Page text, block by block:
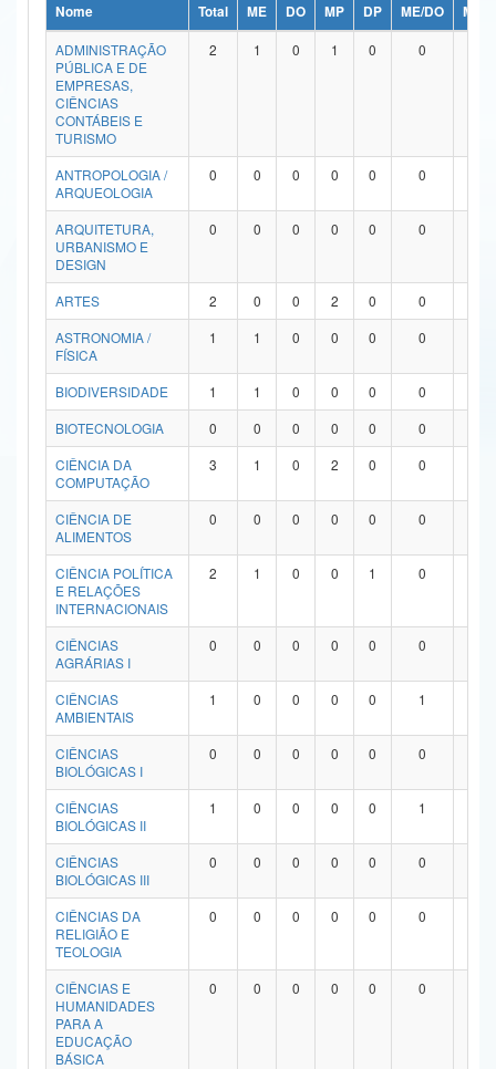
Ministério da Ciência, Tecnologia, Inovações e Comunicações
Ministério do Meio Ambiente
Ministério do Turismo
Ministério do Desenvolvimento Regional
Controladoria-Geral da União
Ministério da Mulher, da Família e dos Direitos Humanos
Secretaria de Governo
Advocacia-Geral da União
Banco Central do Brasil
Nome Total ME DO MP DP ME/DO
MP/
ADMINISTRAÇÃO
PÚBLICA E DE
EMPRESAS,
CIÊNCIAS
CONTÁBEIS E
TURISMO
2 1 0 1 0 0
ANTROPOLOGIA /
ARQUEOLOGIA
0 0 0 0 0 0
ARQUITETURA,
URBANISMO E
DESIGN
0 0 0 0 0 0
ARTES 2 0 0 2 0 0
ASTRONOMIA /
FÍSICA
1 1 0 0 0 0
BIODIVERSIDADE 1 1 0 0 0 0
BIOTECNOLOGIA
0 0 0 0 0 0
CIÊNCIA DA
COMPUTAÇÃO
3 1 0 2 0 0
CIÊNCIA DE
ALIMENTOS
0 0 0 0 0 0
CIÊNCIA POLÍTICA
E RELAÇÕES
INTERNACIONAIS
2 1 0 0 1 0
CIÊNCIAS
AGRÁRIAS I
0 0 0 0 0 0
CIÊNCIAS
AMBIENTAIS
1 0 0 0 0 1
CIÊNCIAS
BIOLÓGICAS I
0 0 0 0 0 0
CIÊNCIAS
BIOLÓGICAS II
1 0 0 0 0 1
CIÊNCIAS
BIOLÓGICAS III
0 0 0 0 0 0
CIÊNCIAS DA
RELIGIÃO E
TEOLOGIA
0 0 0 0 0 0
CIÊNCIAS E
HUMANIDADES
PARA A
EDUCAÇÃO
BÁSICA
0 0 0 0 0 0